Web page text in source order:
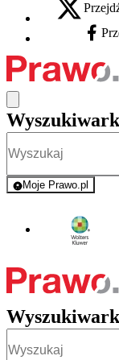
X - otwiera się
Moje Prawo.pl
- rejestracja i